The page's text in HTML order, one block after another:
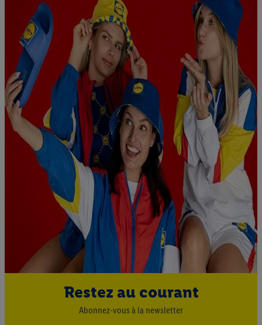
Restez au courant
Abonnez-vous à la newsletter